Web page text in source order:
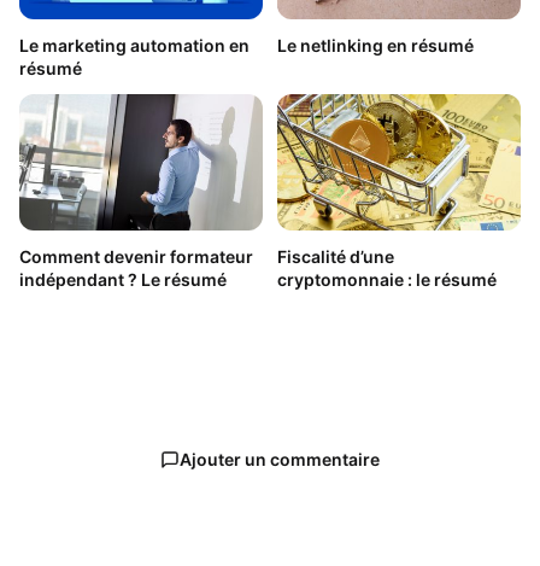
Le marketing automation en
résumé
Le netlinking en résumé
Comment devenir formateur
indépendant ? Le résumé
Fiscalité d’une
cryptomonnaie : le résumé
Ajouter un commentaire